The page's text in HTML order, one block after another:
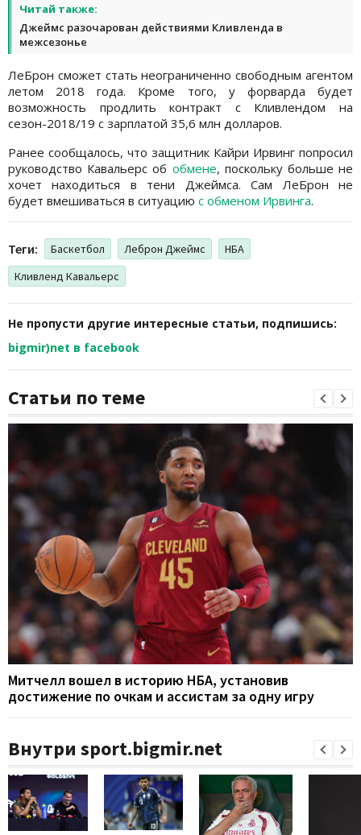
Читай также:
Джеймс разочарован действиями Кливленда в
межсезонье
ЛеБрон сможет стать неограниченно свободным агентом
летом 2018 года. Кроме того, у форварда будет
возможность продлить контракт с Кливлендом на
сезон-2018/19 с зарплатой 35,6 млн долларов.
Ранее сообщалось, что защитник Кайри Ирвинг попросил
руководство Кавальерс об обмене, поскольку больше не
хочет находиться в тени Джеймса. Сам ЛеБрон не
будет вмешиваться в ситуацию с обменом Ирвинга.
Теги: Баскетбол Леброн Джеймс
НБА
Кливленд Кавальерс
Не пропусти другие интересные статьи, подпишись:
bigmir)net в facebook
Статьи по теме
Митчелл вошел в историю НБА, установив
достижение по очкам и ассистам за одну игру
Внутри sport.bigmir.net